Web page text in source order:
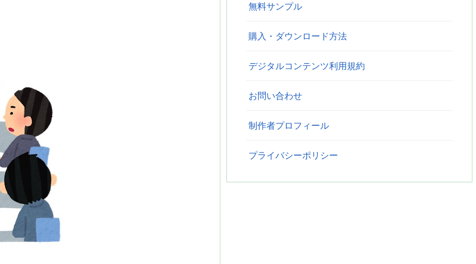
無料サンプル
購入・ダウンロード方法
デジタルコンテンツ利用規約
お問い合わせ
制作者プロフィール
プライバシーポリシー